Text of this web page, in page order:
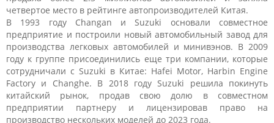
четвертое место в рейтинге автопроизводителей Китая.
В 1993 году Changan и Suzuki основали совместное
предприятие и построили новый автомобильный завод для
производства легковых автомобилей и минивэнов. В 2009
году к группе присоединились еще три компании, которые
сотрудничали с Suzuki в Китае: Hafei Motor, Harbin Engine
Factory и Changhe. В 2018 году Suzuki решила покинуть
китайский рынок, продав свою долю в совместном
предприятии партнеру и лицензировав право на
производство нескольких моделей до 2023 года.